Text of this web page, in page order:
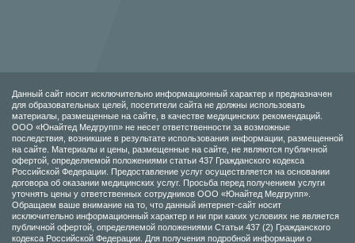
Данный сайт носит исключительно информационный характер и предназначен
для образовательных целей, посетители сайта не должны использовать
материалы, размещенные на сайте, в качестве медицинских рекомендаций.
ООО «Юнайтед Медгрупп» не несет ответственности за возможные
последствия, возникшие в результате использования информации, размещенной
на сайте. Материалы и цены, размещенные на сайте, не являются публичной
офертой, определяемой положениями статьи 437 Гражданского кодекса
Российской Федерации. Предоставление услуг осуществляется на основании
договора об оказании медицинских услуг. Просьба перед получением услуги
уточнять цены у ответственных сотрудников ООО «Юнайтед Медгрупп».
Обращаем ваше внимание на то, что данный интернет-сайт носит
исключительно информационный характер и ни при каких условиях не является
публичной офертой, определяемой положениями Статьи 437 (2) Гражданского
кодекса Российской Федерации. Для получения подробной информации о